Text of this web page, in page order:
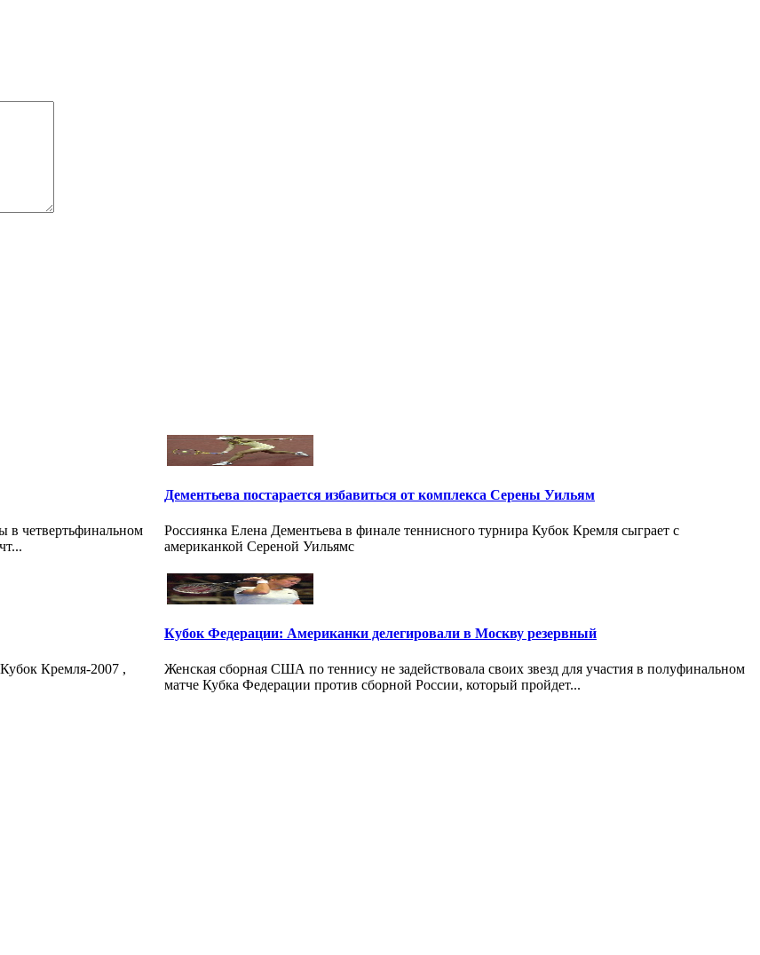
в четвертьфинальном
Дементьева постарается избавиться от комплекса Серены Уильям
Россиянка Елена Дементьева в финале теннисного турнира Кубок Кремля сыграет с
американкой Сереной Уильямс
Кремля-2007 ,
Кубок Федерации: Американки делегировали в Москву резервный
Женская сборная США по теннису не задействовала своих звезд для участия в полуфинальном
матче Кубка Федерации против сборной России, который пройдет...